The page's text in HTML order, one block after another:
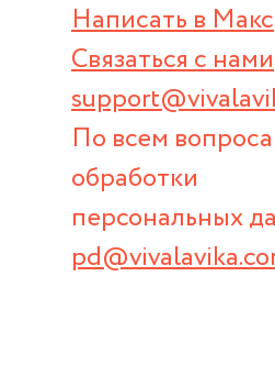
Написать в Макс
Связаться с нами
По всем
обработки
персональных